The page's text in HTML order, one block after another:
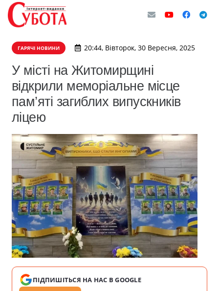
ГАРЯЧІ НОВИНИ 20:44, Вівторок, 30 Вересня, 2025
У місті на Житомирщині
відкрили меморіальне місце
пам’яті загиблих випускників
ліцею
ПІДПИШІТЬСЯ НА НАС В GOOGLE